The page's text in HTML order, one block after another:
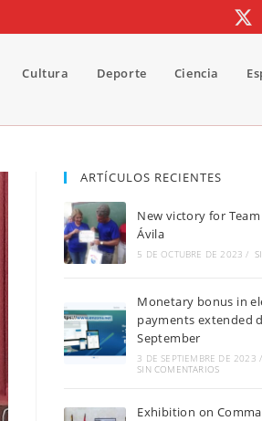
Cultura Deporte Ciencia
ARTÍCULOS RECIENTES
New victory for Team
Ávila
5 DE OCTUBRE DE 2023 /
Monetary bonus in
payments extended
September
3 DE SEPTIEMBRE DE 2023 /
SIN COMENTARIOS
Exhibition on